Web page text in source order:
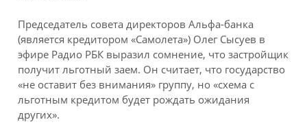
Председатель совета директоров Альфа-банка
(является кредитором «Самолета») Олег Сысуев в
эфире Радио РБК выразил сомнение, что застройщик
получит льготный заем. Он считает, что государство
«не оставит без внимания» группу, но «схема с
льготным кредитом будет рождать ожидания
других».